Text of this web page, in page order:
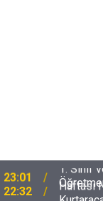
22:32